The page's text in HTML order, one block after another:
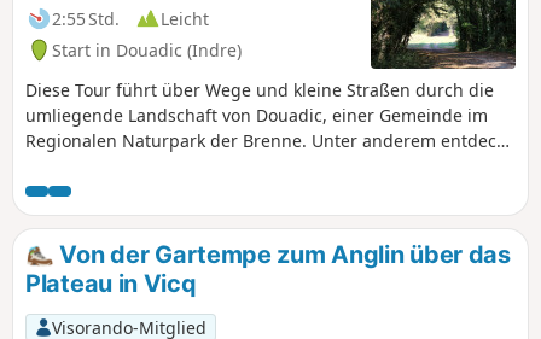
2:55 Std.
Leicht
Start in Douadic (Indre)
Diese Tour führt über Wege und kleine Straßen durch die
umliegende Landschaft von Douadic, einer Gemeinde im
Regionalen Naturpark der Brenne. Unter anderem entdeckt
Von der Gartempe zum Anglin über das
Plateau in Vicq
Visorando-Mitglied